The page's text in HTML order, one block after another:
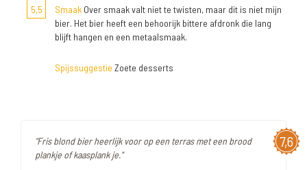
5,5 Smaak Over smaak valt niet te twisten, maar dit is niet mijn
bier. Het bier heeft een behoorijk bittere afdronk die lang
blijft hangen en een metaalsmaak.
Spijssuggestie Zoete desserts
7,6
"Fris blond bier heerlijk voor op een terras met een brood
plankje of kaasplank je."